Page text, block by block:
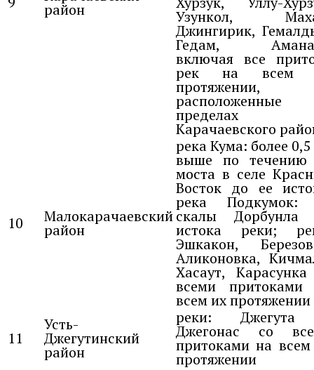
район Узункол,
Джингирик,
Гедам,
включая все
рек на всем
протяжении,
пределах
Карачаевского
10 Малокарачаевский
район
река Кума: более
выше по течению
моста в селе
Восток до ее
река Подкумок:
скалы Дорбунла
истока реки;
Эшкакон,
Аликоновка,
Хасаут,
всеми притоками
всем их протяжении
11
Усть-
Джегутинский
район
реки:
Джегонас со
притоками на
протяжении